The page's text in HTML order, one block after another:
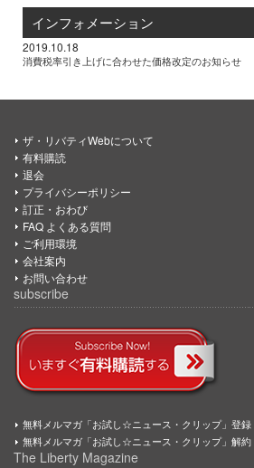
インフォメーション
2019.10.18
消費税率引き上げに合わせた価格改定のお知らせ
ザ・リバティWebについて
有料購読
退会
プライバシーポリシー
訂正・おわび
FAQ よくある質問
ご利用環境
会社案内
お問い合わせ
subscribe
無料メルマガ「お試し☆ニュース・クリップ」登録
無料メルマガ「お試し☆ニュース・クリップ」解約
The Liberty Magazine